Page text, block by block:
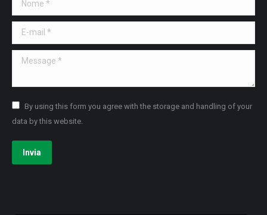
E-mail *
Message *
By using this form you agree with the storage and handling of your
data by this website.
Invia